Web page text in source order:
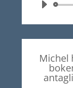
Michel